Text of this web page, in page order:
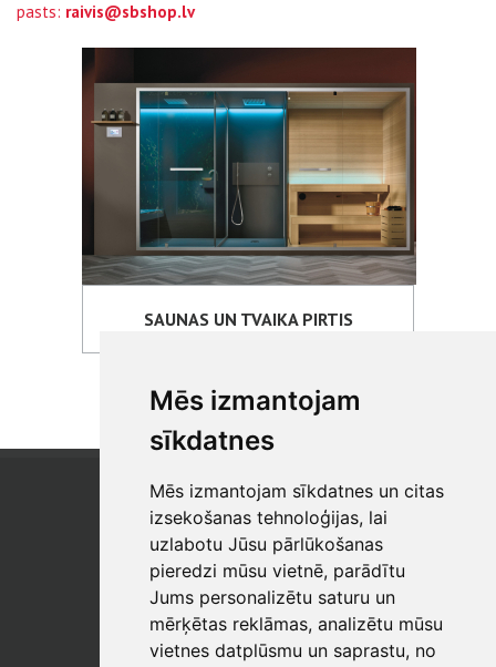
Mēs izmantojam
sīkdatnes
Mēs izmantojam sīkdatnes un citas
izsekošanas tehnoloģijas, lai
uzlabotu Jūsu pārlūkošanas
pieredzi mūsu vietnē, parādītu
Jums personalizētu saturu un
mērķētas reklāmas, analizētu mūsu
vietnes datplūsmu un saprastu, no
pasts: raivis@sbshop.lv
SAUNAS UN TVAIKA PIRTIS
SIA "SB"
Reģistrācijas Nr. 40003017954
PVN reģ. Nr.: LV40003017954
Tālrunis: +371 67 813 100
E-pasts:
sb@sbshop.lv
MĀJAS LAPAS ADMINISTRATORS